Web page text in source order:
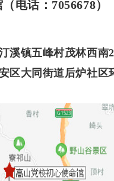
电话：7056678）
溪镇五峰村茂林西南
区大同街道后炉社区